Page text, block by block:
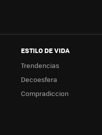
ESTILO DE VIDA
Trendencias
Decoesfera
Compradiccion